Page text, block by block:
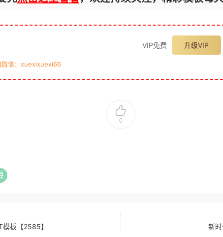
VIP免费 升级VIP
微信：xuexixuexi66
0
板【2585】 新